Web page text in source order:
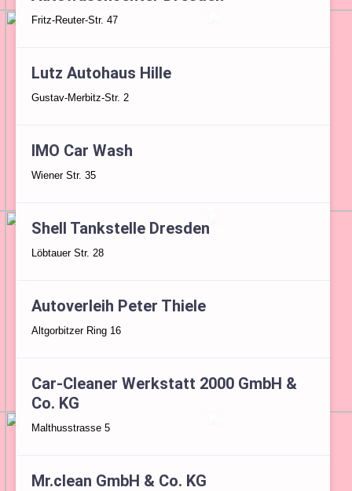
Fritz-Reuter-Str. 47
Lutz Autohaus Hille
Gustav-Merbitz-Str. 2
IMO Car Wash
Wiener Str. 35
Shell Tankstelle Dresden
Löbtauer Str. 28
Autoverleih Peter Thiele
Altgorbitzer Ring 16
Car-Cleaner Werkstatt 2000 GmbH &
Co. KG
Malthusstrasse 5
Mr.clean GmbH & Co. KG